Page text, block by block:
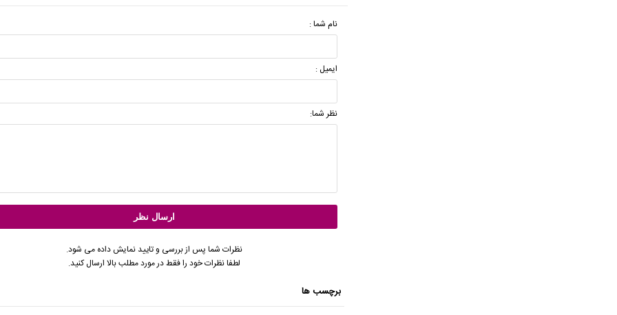
نام شما :
ایمیل :
نظر شما:
نظرات شما پس از بررسی و تایید نمایش داده می شود.
لطفا نظرات خود را فقط در مورد مطلب بالا ارسال کنید.
برچسب ها